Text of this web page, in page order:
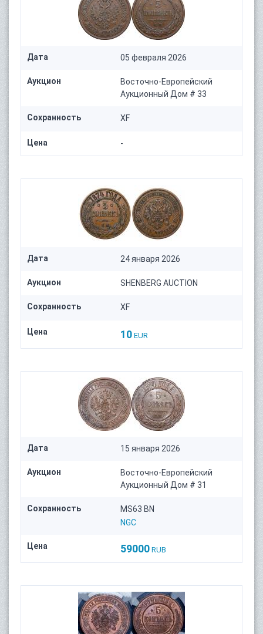
Дата 05 февраля 2026
Аукцион
Восточно-Европейский
Аукционный Дом # 33
Сохранность XF
Цена -
Дата 24 января 2026
Аукцион SHENBERG AUCTION
Сохранность XF
Цена 10 EUR
Дата 15 января 2026
Аукцион
Восточно-Европейский
Аукционный Дом # 31
Сохранность
MS63 BN
NGC
Цена 59000 RUB